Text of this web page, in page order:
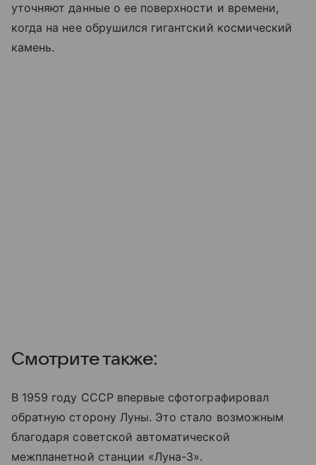
уточняют данные о ее поверхности и времени,
когда на нее обрушился гигантский космический
камень.
Смотрите также:
В 1959 году СССР впервые сфотографировал
обратную сторону Луны. Это стало возможным
благодаря советской автоматической
межпланетной станции «Луна-3».